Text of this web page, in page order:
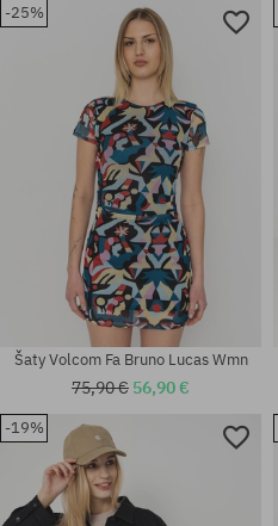
Dostupné veľkosti:
S; M
-25%
Šaty Volcom Fa Bruno Lucas Wmn
75,90 € 56,90 €
-19%